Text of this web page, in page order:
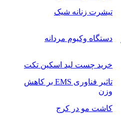
تیشرت زنانه شیک
دستگاه وکیوم مردانه
خرید چست لید اسکین تکت
تاثیر فناوری EMS بر کاهش
وزن
کاشت مو در کرج